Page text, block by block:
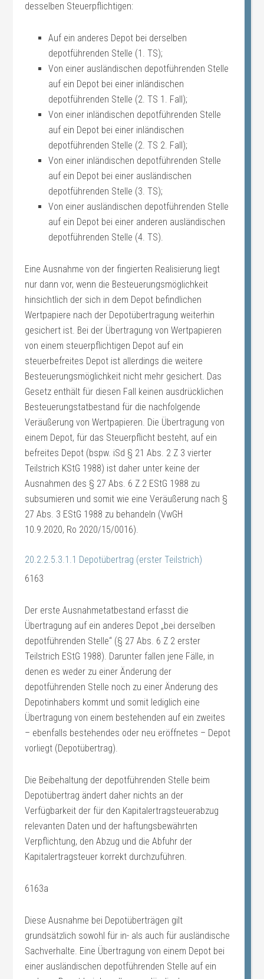
desselben Steuerpflichtigen:
Auf ein anderes Depot bei derselben
depotführenden Stelle (1. TS);
Von einer ausländischen depotführenden Stelle
auf ein Depot bei einer inländischen
depotführenden Stelle (2. TS 1. Fall);
Von einer inländischen depotführenden Stelle
auf ein Depot bei einer inländischen
depotführenden Stelle (2. TS 2. Fall);
Von einer inländischen depotführenden Stelle
auf ein Depot bei einer ausländischen
depotführenden Stelle (3. TS);
Von einer ausländischen depotführenden Stelle
auf ein Depot bei einer anderen ausländischen
depotführenden Stelle (4. TS).
Eine Ausnahme von der fingierten Realisierung liegt
nur dann vor, wenn die Besteuerungsmöglichkeit
hinsichtlich der sich in dem Depot befindlichen
Wertpapiere nach der Depotübertragung weiterhin
gesichert ist. Bei der Übertragung von Wertpapieren
von einem steuerpflichtigen Depot auf ein
steuerbefreites Depot ist allerdings die weitere
Besteuerungsmöglichkeit nicht mehr gesichert. Das
Gesetz enthält für diesen Fall keinen ausdrücklichen
Besteuerungstatbestand für die nachfolgende
Veräußerung von Wertpapieren. Die Übertragung von
einem Depot, für das Steuerpflicht besteht, auf ein
befreites Depot (bspw. iSd § 21 Abs. 2 Z 3 vierter
Teilstrich KStG 1988) ist daher unter keine der
Ausnahmen des § 27 Abs. 6 Z 2 EStG 1988 zu
subsumieren und somit wie eine Veräußerung nach §
27 Abs. 3 EStG 1988 zu behandeln (VwGH
10.9.2020, Ro 2020/15/0016).
20.2.2.5.3.1.1 Depotübertrag (erster Teilstrich)
6163
Der erste Ausnahmetatbestand erfasst die
Übertragung auf ein anderes Depot „bei derselben
depotführenden Stelle“ (§ 27 Abs. 6 Z 2 erster
Teilstrich EStG 1988). Darunter fallen jene Fälle, in
denen es weder zu einer Änderung der
depotführenden Stelle noch zu einer Änderung des
Depotinhabers kommt und somit lediglich eine
Übertragung von einem bestehenden auf ein zweites
– ebenfalls bestehendes oder neu eröffnetes – Depot
vorliegt (Depotübertrag).
Die Beibehaltung der depotführenden Stelle beim
Depotübertrag ändert daher nichts an der
Verfügbarkeit der für den Kapitalertragsteuerabzug
relevanten Daten und der haftungsbewährten
Verpflichtung, den Abzug und die Abfuhr der
Kapitalertragsteuer korrekt durchzuführen.
6163a
Diese Ausnahme bei Depotüberträgen gilt
grundsätzlich sowohl für in- als auch für ausländische
Sachverhalte. Eine Übertragung von einem Depot bei
einer ausländischen depotführenden Stelle auf ein